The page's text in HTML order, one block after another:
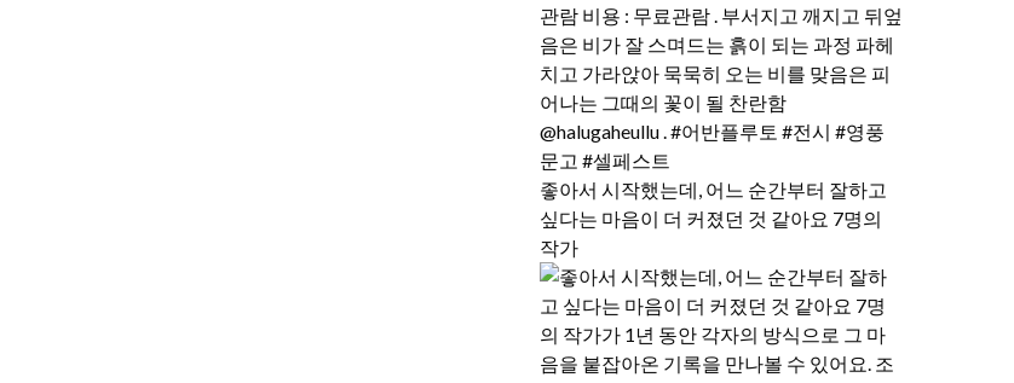
좋아서 시작했는데, 어느 순간부터 잘하고
싶다는 마음이 더 커졌던 것 같아요 7명의
작가